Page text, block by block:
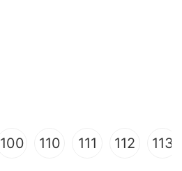
100 110 111 112 113